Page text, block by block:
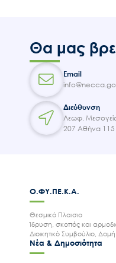
Θα μας
Email
Διεύθυνση
Λεωφ.
207 Αθήνα 115
Ο.ΦΥ.ΠΕ.Κ.Α.
Θεσμικό Πλαισιο
Ίδρυση, σκοπός και
Διοικητικό Συμβούλιο,
Νέα & Δημοσιότητα